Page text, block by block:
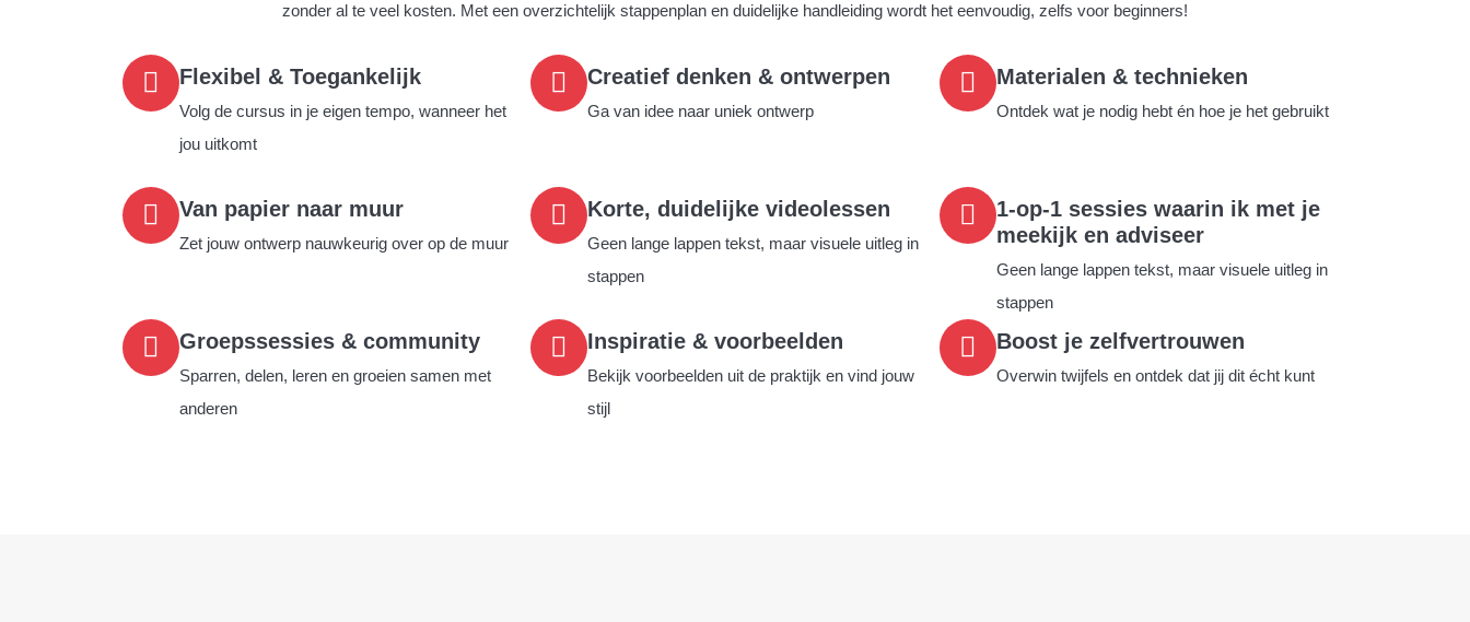
zonder al te veel kosten. Met een overzichtelijk stappenplan en duidelijke handleiding wordt het eenvoudig, zelfs voor beginners!
Flexibel & Toegankelijk
Volg de cursus in je eigen tempo, wanneer het
jou uitkomt
Creatief denken & ontwerpen
Ga van idee naar uniek ontwerp
Materialen & technieken
Ontdek wat je nodig hebt én hoe je het gebruikt
Van papier naar muur
Zet jouw ontwerp nauwkeurig over op de muur
Korte, duidelijke videolessen
Geen lange lappen tekst, maar visuele uitleg in
stappen
1-op-1 sessies waarin ik met je
meekijk en adviseer
Geen lange lappen tekst, maar visuele uitleg in
stappen
Groepssessies & community
Sparren, delen, leren en groeien samen met
anderen
Inspiratie & voorbeelden
Bekijk voorbeelden uit de praktijk en vind jouw
stijl
Boost je zelfvertrouwen
Overwin twijfels en ontdek dat jij dit écht kunt